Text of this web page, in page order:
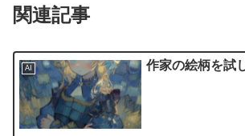
関連記事
AI 作家の絵柄を試